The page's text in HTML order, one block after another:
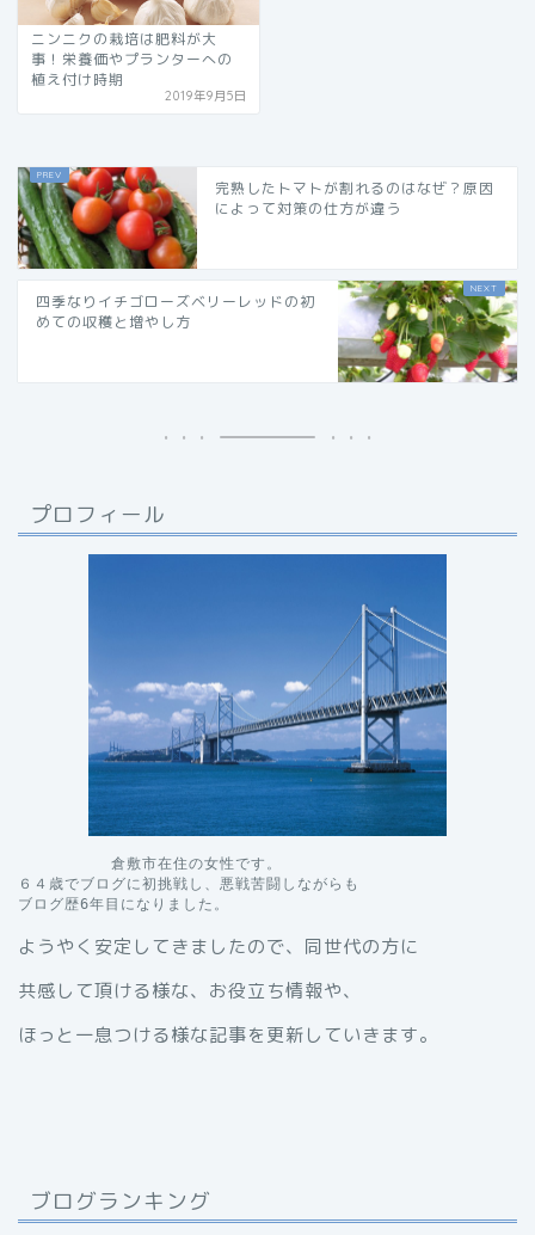
ニンニクの栽培は肥料が大
事！栄養価やプランターへの
植え付け時期
2019年9月5日
完熟したトマトが割れるのはなぜ？原因
によって対策の仕方が違う
四季なりイチゴローズベリーレッドの初
めての収穫と増やし方
プロフィール
倉敷市在住の女性です。
６４歳でブログに初挑戦し、悪戦苦闘しながらも
ブログ歴6年目になりました。
ようやく安定してきましたので、同世代の方に
共感して頂ける様な、お役立ち情報や、
ほっと一息つける様な記事を更新していきます。
ブログランキング